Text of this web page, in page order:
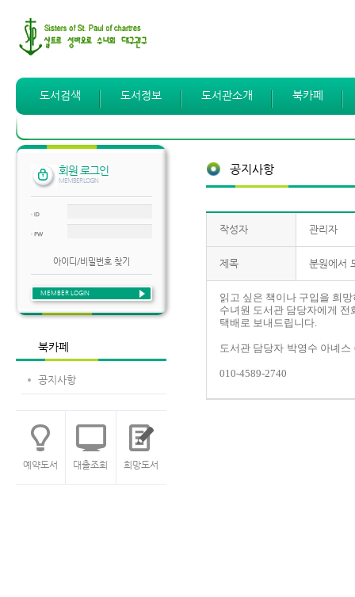
도서검색 도서정보 도서관소개 북카페
회원 로그인
MEMBER LOGIN
· ID
· PW
아이디/비밀번호 찾기
MEMBER LOGIN
북카페
공지사항
예약도서 대출조회 희망도서
공지사항
작성자 관리자
제목 분원에서
읽고 싶은 책이나 구입을 희
수녀원 도서관 담당자에게 전
택배로 보내드립니다.
도서관 담당자 박영수 아녜스
010-4589-2740